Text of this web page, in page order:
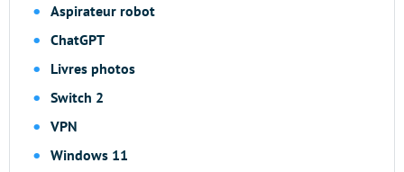
Aspirateur robot
ChatGPT
Livres photos
Switch 2
VPN
Windows 11